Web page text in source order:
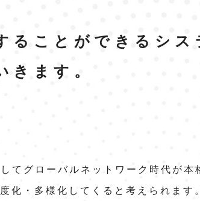
ることができるシス
きます。
てグローバルネットワーク時代が本
化・多様化してくると考えられます